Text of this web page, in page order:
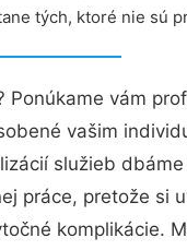
tých, ktoré nie sú
Ponúkame vám
vašim
služieb
práce, pretože si
komplikácie.